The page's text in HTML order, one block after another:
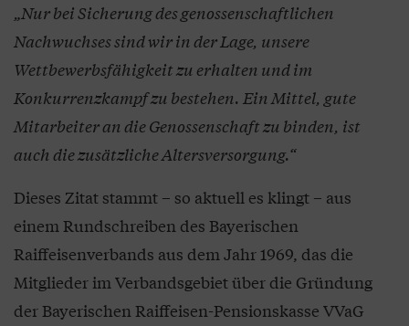
„Nur bei Sicherung des genossenschaftlichen
Nachwuchses sind wir in der Lage, unsere
Wettbewerbsfähigkeit zu erhalten und im
Konkurrenzkampf zu bestehen. Ein Mittel, gute
Mitarbeiter an die Genossenschaft zu binden, ist
auch die zusätzliche Altersversorgung.“
Dieses Zitat stammt – so aktuell es klingt – aus
einem Rundschreiben des Bayerischen
Raiffeisenverbands aus dem Jahr 1969, das die
Mitglieder im Verbandsgebiet über die Gründung
der Bayerischen Raiffeisen-Pensionskasse VVaG